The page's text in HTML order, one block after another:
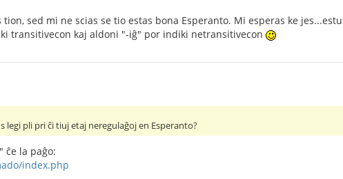
sed mi ne scias se tio estas bona Esperanto. Mi esperas ke
transitivecon kaj aldoni "-iĝ" por indiki netransitivecon
legi pli pri ĉi tiuj etaj neregulaĝoj en Esperanto?
ĉe la paĝo:
index.php